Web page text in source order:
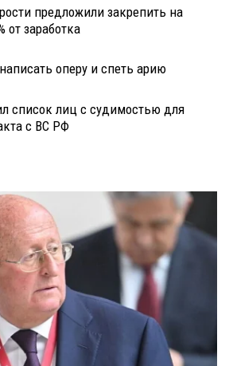
предложили закрепить на
от заработка
оперу и спеть арию
список лиц с судимостью для
с ВС РФ